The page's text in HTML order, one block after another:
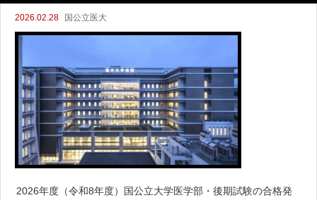
2026.02.28 国公立医大
2026年度（令和8年度）国公立大学医学部・後期試験の合格発